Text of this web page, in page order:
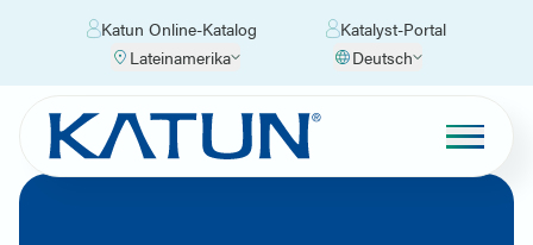
Katun Online-Katalog
Katalyst-Portal
Lateinamerika
Deutsch